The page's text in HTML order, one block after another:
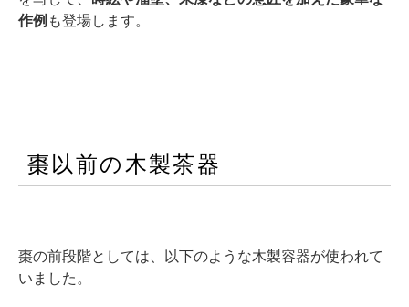
作例も登場します。
棗以前の木製茶器
棗の前段階としては、以下のような木製容器が使われて
いました。